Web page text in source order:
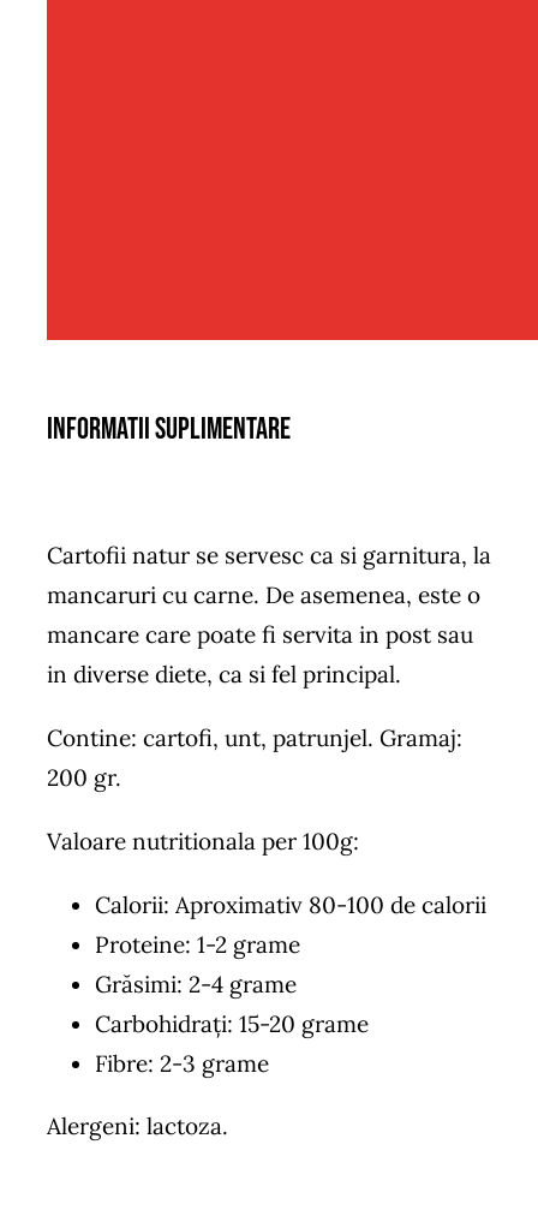
Informatii suplimentare
Cartofii natur se servesc ca si garnitura, la
mancaruri cu carne. De asemenea, este o
mancare care poate fi servita in post sau
in diverse diete, ca si fel principal.
Contine: cartofi, unt, patrunjel. Gramaj:
200 gr.
Valoare nutritionala per 100g:
Calorii: Aproximativ 80-100 de calorii
Proteine: 1-2 grame
Grăsimi: 2-4 grame
Carbohidrați: 15-20 grame
Fibre: 2-3 grame
Alergeni: lactoza.